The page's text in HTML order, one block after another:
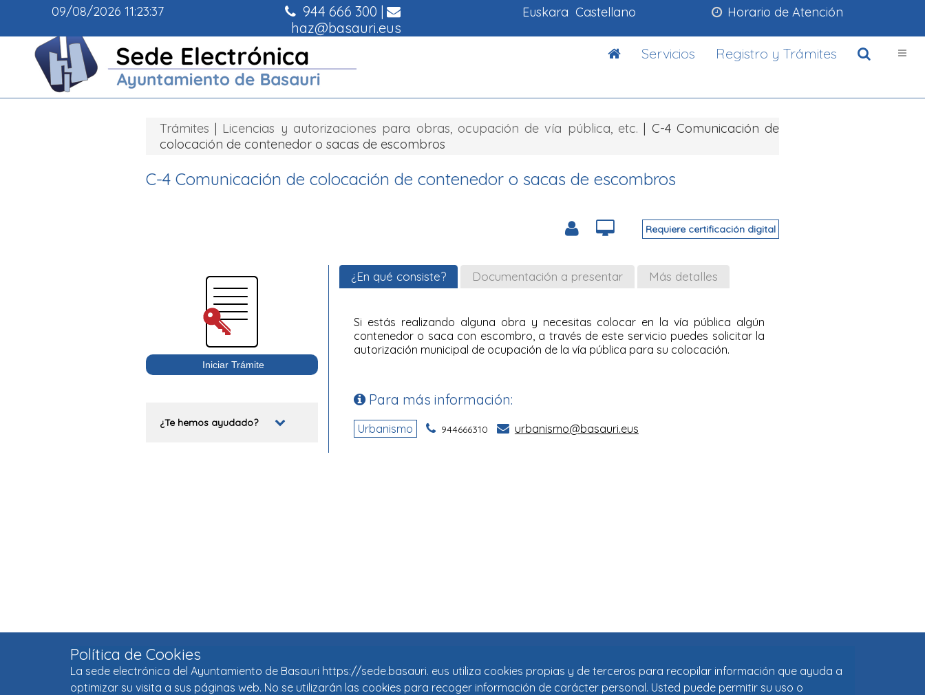
09/08/2026 11:23:38 944 666 300 |
haz@basauri.eus
Euskara Castellano Horario de Atención
Servicios Registro y Trámites
Política de Cookies
La sede electrónica del Ayuntamiento de Basauri https://sede.basauri. eus utiliza cookies propias y de terceros para recopilar información que ayuda a
optimizar su visita a sus páginas web. No se utilizarán las cookies para recoger información de carácter personal. Usted puede permitir su uso o